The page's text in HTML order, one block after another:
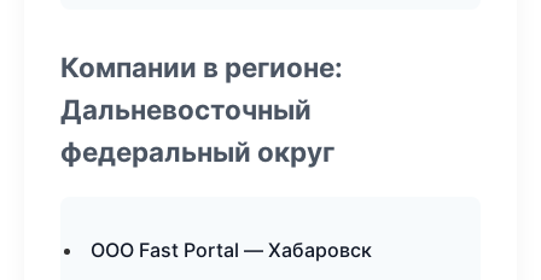
Компании в регионе:
Дальневосточный
федеральный округ
ООО Fast Portal — Хабаровск